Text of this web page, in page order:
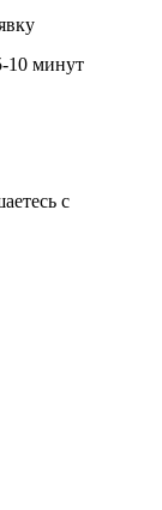
10 минут
c